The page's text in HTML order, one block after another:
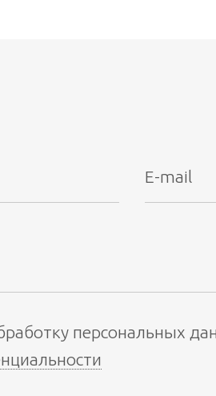
персональных